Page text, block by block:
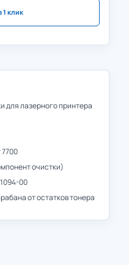
1 клик
для лазерного принтера
очистки)
00
от остатков тонера